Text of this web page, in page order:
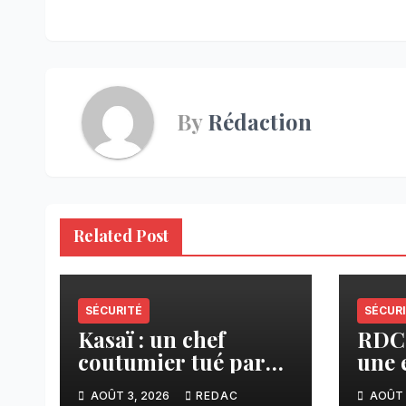
ByRédaction
Related Post
SÉCURITÉ
Kasaï : un chef
coutumier tué par
balle par un policier
AOÛT 3, 2026 REDAC
une